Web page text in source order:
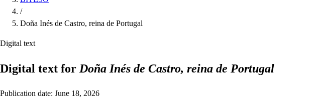
/
Doña Inés de Castro, reina de Portugal
Digital text
Digital text for Doña Inés de Castro, reina de Portugal
Publication date: June 18, 2026